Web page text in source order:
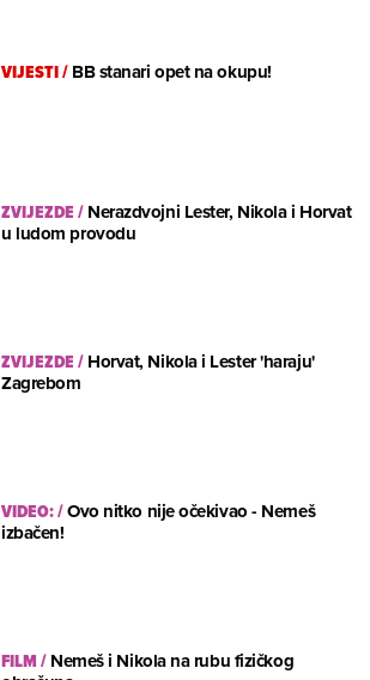
VIJESTI/BB stanari opet na okupu!
ZVIJEZDE/Nerazdvojni Lester, Nikola i Horvat
u ludom provodu
ZVIJEZDE/Horvat, Nikola i Lester 'haraju'
Zagrebom
VIDEO:/Ovo nitko nije očekivao - Nemeš
izbačen!
FILM/Nemeš i Nikola na rubu fizičkog